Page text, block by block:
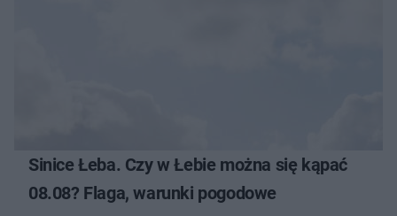
Sinice Łeba. Czy w Łebie można się kąpać
08.08? Flaga, warunki pogodowe